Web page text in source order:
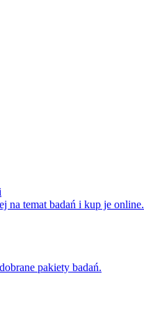
na temat badań i kup je online.
pakiety badań.